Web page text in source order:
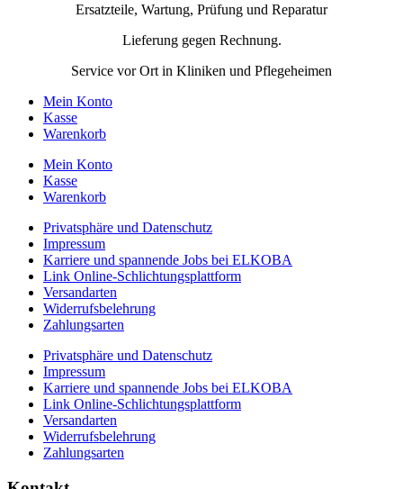
Ersatzteile, Wartung, Prüfung und Reparatur
Lieferung gegen Rechnung.
Service vor Ort in Kliniken und Pflegeheimen
Mein Konto
Kasse
Warenkorb
Mein Konto
Kasse
Warenkorb
Privatsphäre und Datenschutz
Impressum
Karriere und spannende Jobs bei ELKOBA
Link Online-Schlichtungsplattform
Versandarten
Widerrufsbelehrung
Zahlungsarten
Privatsphäre und Datenschutz
Impressum
Karriere und spannende Jobs bei ELKOBA
Link Online-Schlichtungsplattform
Versandarten
Widerrufsbelehrung
Zahlungsarten